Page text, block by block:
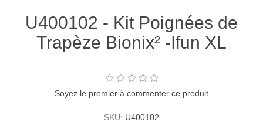
U400102 - Kit Poignées de
Trapèze Bionix² -Ifun XL
Soyez le premier à commenter ce produit
SKU: U400102